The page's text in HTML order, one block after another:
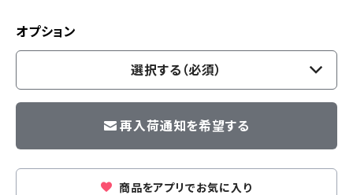
オプション
選択する（必須）
再入荷通知を希望する
商品をアプリでお気に入り